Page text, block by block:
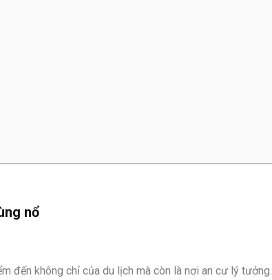
nổ
đến không chỉ của du lịch mà còn là nơi an cư lý tưởng.